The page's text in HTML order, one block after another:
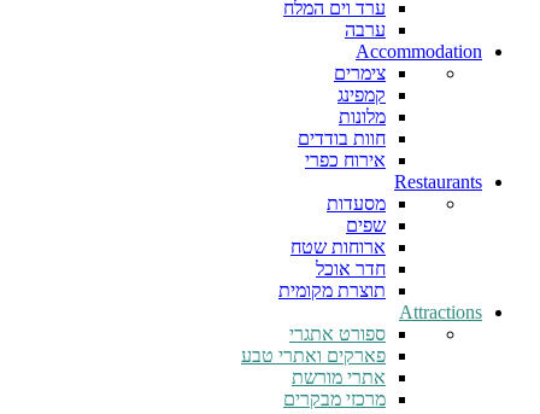
ערד וים המלח
ערבה
Accommodation
צימרים
קמפינג
מלונות
חוות בודדים
אירוח כפרי
Restaurants
מסעדות
שפים
ארוחות שטח
חדר אוכל
תוצרת מקומית
Attractions
ספורט אתגרי
פארקים ואתרי טבע
אתרי מורשת
מרכזי מבקרים